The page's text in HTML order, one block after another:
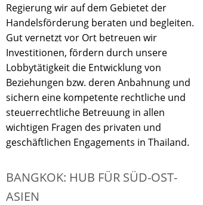
Regierung wir auf dem Gebietet der
Handelsförderung beraten und begleiten.
Gut vernetzt vor Ort betreuen wir
Investitionen, fördern durch unsere
Lobbytätigkeit die Entwicklung von
Beziehungen bzw. deren Anbahnung und
sichern eine kompetente rechtliche und
steuerrechtliche Betreuung in allen
wichtigen Fragen des privaten und
geschäftlichen Engagements in Thailand.
BANGKOK: HUB FÜR SÜD-OST-
ASIEN